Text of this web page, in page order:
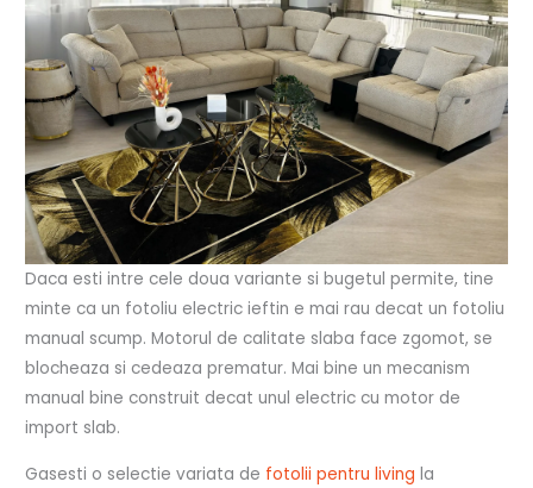
Daca esti intre cele doua variante si bugetul permite, tine
minte ca un fotoliu electric ieftin e mai rau decat un fotoliu
manual scump. Motorul de calitate slaba face zgomot, se
blocheaza si cedeaza prematur. Mai bine un mecanism
manual bine construit decat unul electric cu motor de
import slab.
Gasesti o selectie variata de fotolii pentru living la